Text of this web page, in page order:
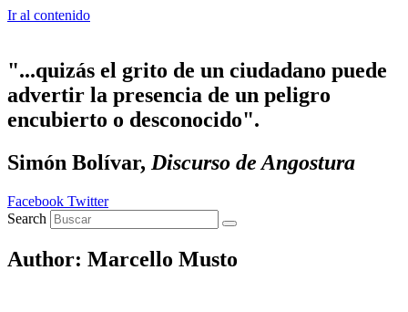
Ir al contenido
"...quizás el grito de un ciudadano puede
advertir la presencia de un peligro
encubierto o desconocido".
Simón Bolívar, Discurso de Angostura
Facebook Twitter
Search
Author: Marcello Musto